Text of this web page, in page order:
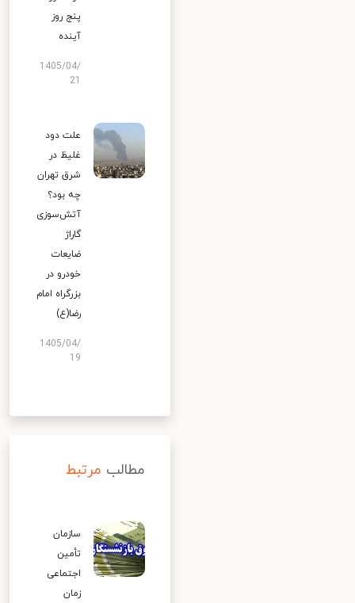
پنج روز
آینده
1405/04/
علت دود
غلیظ در
شرق تهران
چه بود؟
آتش‌سوزی
گاراژ
ضایعات
خودرو در
بزرگراه امام
رضا(ع)
1405/04/
19
مطالب مرتبط
سازمان
تأمین
اجتماعی
زمان